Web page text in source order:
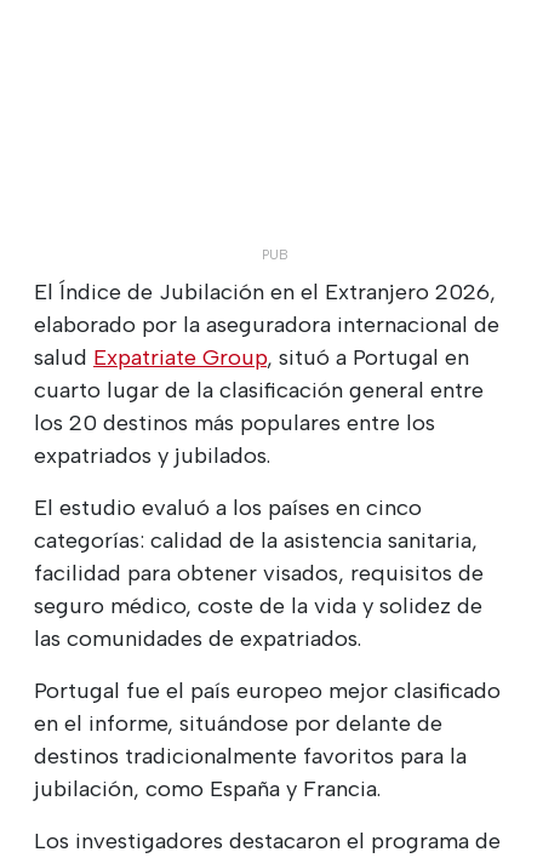
El Índice de Jubilación en el Extranjero 2026,
elaborado por la aseguradora internacional de
salud Expatriate Group, situó a Portugal en
cuarto lugar de la clasificación general entre
los 20 destinos más populares entre los
expatriados y jubilados.
El estudio evaluó a los países en cinco
categorías: calidad de la asistencia sanitaria,
facilidad para obtener visados, requisitos de
seguro médico, coste de la vida y solidez de
las comunidades de expatriados.
Portugal fue el país europeo mejor clasificado
en el informe, situándose por delante de
destinos tradicionalmente favoritos para la
jubilación, como España y Francia.
Los investigadores destacaron el programa de